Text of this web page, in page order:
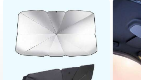
1.6K
1.6K